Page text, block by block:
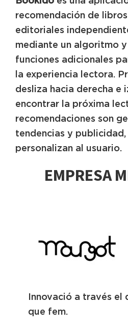
recomendación de
editoriales
mediante un algoritmo
funciones adicionales
la experiencia lectora.
desliza hacia derecha e
encontrar la próxima
recomendaciones son
tendencias y publicidad,
personalizan al usuario.
EMPRESA
Innovació a través el
que fem.